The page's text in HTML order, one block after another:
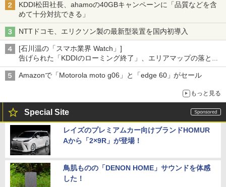
KDDI松田社長、ahamoの40GBキャンペーンに「品質などを含
めて十分対抗できる」
NTTドコモ、エリクソン製の最新型装置を国内初導入
[石川温の「スマホ業界 Watch」]
告げられた「KDDIのローミング終了」、エリアマップの落とし
穴と楽天モバイルの課題
Amazonで「Motorola moto g06」と「edge 60」がセール
もっと見る
Special Site
レイズのプレミアムカー向けブランドHOMUR
Aから「2×9R」が登場！
鳥肌ものの「DENON HOME」サウンドを体感
した！